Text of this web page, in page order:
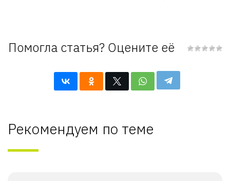
Помогла статья? Оцените её
Рекомендуем по теме